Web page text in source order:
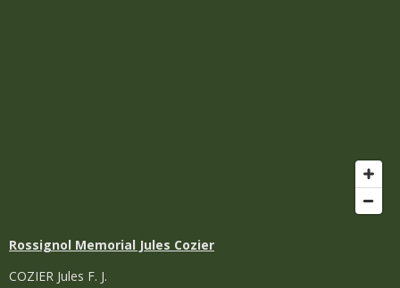
Rossignol Memorial Jules Cozier
COZIER Jules F. J.